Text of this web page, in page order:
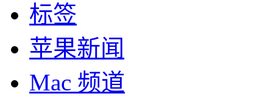
标签
苹果新闻
Mac 频道